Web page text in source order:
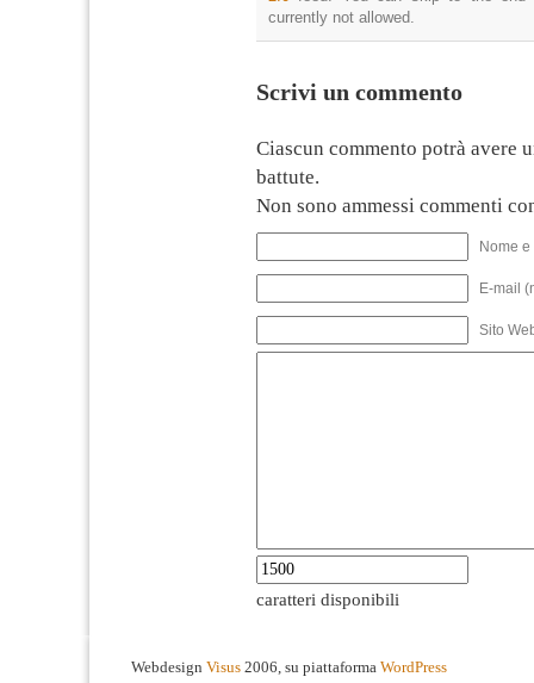
currently not allowed.
Scrivi un commento
Ciascun commento potrà avere
battute.
Non sono ammessi commenti
Nome
E-mail
Sito
caratteri disponibili
Webdesign Visus 2006, su piattaforma WordPress